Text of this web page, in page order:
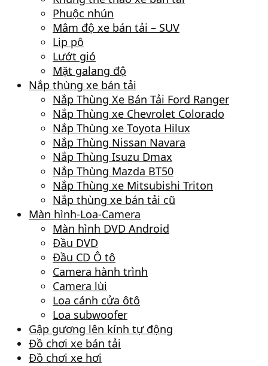
Phuộc nhún
Mâm độ xe bán tải – SUV
Lip pô
Lướt gió
Mặt galang độ
Nắp thùng xe bán tải
Nắp Thùng Xe Bán Tải Ford Ranger
Nắp Thùng xe Chevrolet Colorado
Nắp Thùng xe Toyota Hilux
Nắp Thùng Nissan Navara
Nắp Thùng Isuzu Dmax
Nắp Thùng Mazda BT50
Nắp Thùng xe Mitsubishi Triton
Nắp thùng xe bán tải cũ
Màn hình-Loa-Camera
Màn hình DVD Android
Đầu DVD
Đầu CD Ô tô
Camera hành trình
Camera lùi
Loa cánh cửa ôtô
Loa subwoofer
Gập gương lên kính tự động
Đồ chơi xe bán tải
Đồ chơi xe hơi